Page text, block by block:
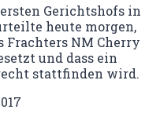
Gerichtshofs in
heute morgen,
Frachters NM Cherry
und dass ein
stattfinden wird.